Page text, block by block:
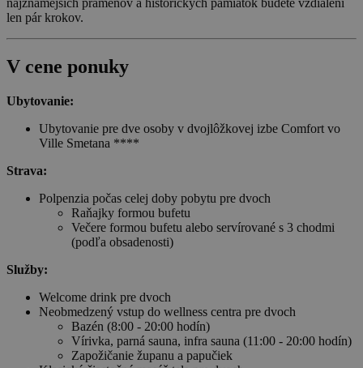
len pár krokov.
V cene ponuky
Ubytovanie:
Ubytovanie pre dve osoby v dvojlôžkovej izbe Comfort vo
Ville Smetana ****
Strava:
Polpenzia počas celej doby pobytu pre dvoch
Raňajky formou bufetu
Večere formou bufetu alebo servírované s 3 chodmi
(podľa obsadenosti)
Služby:
Welcome drink pre dvoch
Neobmedzený vstup do wellness centra pre dvoch
Bazén (8:00 - 20:00 hodín)
Vírivka, parná sauna, infra sauna (11:00 - 20:00 hodín)
Zapožičanie županu a papučiek